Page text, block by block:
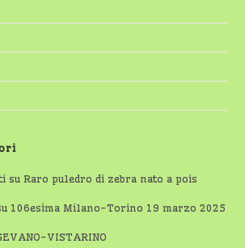
suRaro puledro di zebra nato a pois
106esima Milano-Torino 19 marzo 2025
VISTARINO